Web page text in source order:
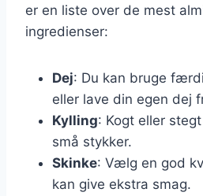
er en liste over de mest
ingredienser:
Dej: Du kan bruge
eller lave din egen dej
Kylling: Kogt eller
små stykker.
Skinke: Vælg en god
kan give ekstra smag.